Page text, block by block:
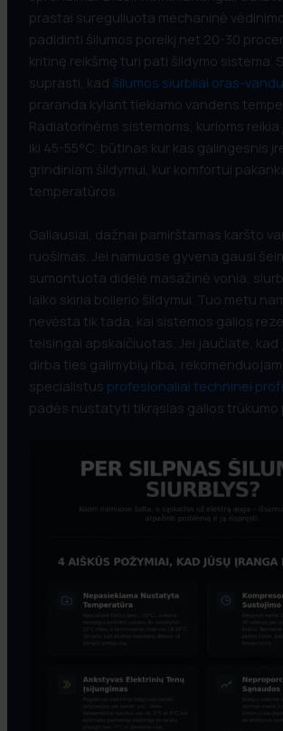
prastai sureguliuota mechaninė
padidinti šilumos poreikį net 20-30
kritinę reikšmę turi pati šildymo sistema.
suprasti, kad šilumos siurbliai oras-
praranda kylant tiekiamo vandens
Radiatorinėms sistemoms, kurioms
iki 45-55°C, būtinas kur kas galingesnis
grindiniam šildymui, kur komfortui
temperatūros.
Galiausiai, dažnai pamirštamas karšto
ruošimas. Jei namuose gyvena gausi
sumontuota didelė masažinė vonia,
laiko skiria boilerio šildymui. Tuo metu
nevėsta tik tada, kai sistemos galios
teisingai apskaičiuotas. Jei jaučiate, kad
dirba ties galimybių riba,
specialistus profesionaliai techninei
padės nustatyti tikrąsias galios trūkumo